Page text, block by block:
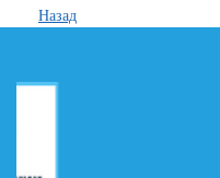
Назад